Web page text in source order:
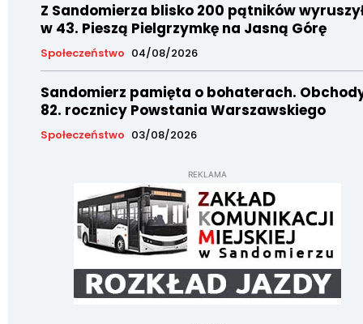
Z Sandomierza blisko 200 pątników
w 43. Pieszą Pielgrzymkę na Jasną Górę
Społeczeństwo 04/08/2026
Sandomierz pamięta o bohaterach.
82. rocznicy Powstania Warszawskiego
Społeczeństwo 03/08/2026
REKLAMA